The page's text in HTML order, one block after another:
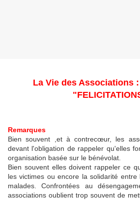
La Vie des Associations
Remarques
Bien souvent ,et à contrecœur, les
devant l'obligation de rappeler qu'elles
organisation basée sur le bénévolat.
Bien souvent elles doivent rappeler ce
les victimes ou encore la solidarité
malades. Confrontées au
associations oublient trop souvent de